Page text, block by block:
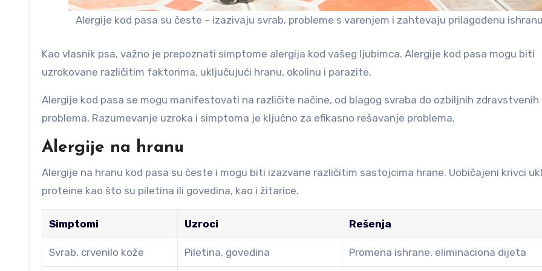
Alergije kod pasa su česte – izazivaju svrab, probleme s varenjem i zahtevaju prilagođenu
Kao vlasnik psa, važno je prepoznati simptome alergija kod vašeg ljubimca. Alergije kod pasa mogu biti
uzrokovane različitim faktorima, uključujući hranu, okolinu i parazite.
Alergije kod pasa se mogu manifestovati na različite načine, od blagog svraba do ozbiljnih zdravstvenih
problema. Razumevanje uzroka i simptoma je ključno za efikasno rešavanje problema.
Alergije na hranu
Alergije na hranu kod pasa su česte i mogu biti izazvane različitim sastojcima hrane. Uobičajeni krivci
proteine kao što su piletina ili govedina, kao i žitarice.
Simptomi Uzroci Rešenja
Svrab, crvenilo kože Piletina, govedina Promena ishrane, eliminaciona dijeta